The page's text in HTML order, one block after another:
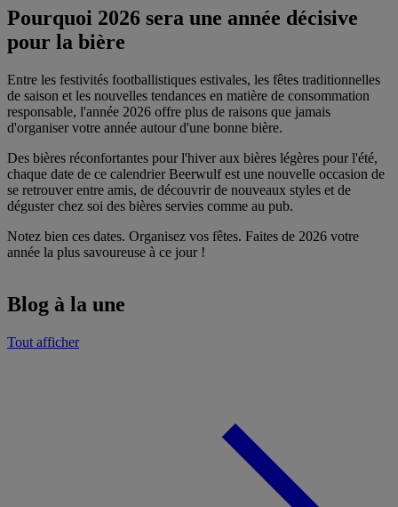
Pourquoi 2026 sera une année décisive
pour la bière
Entre les festivités footballistiques estivales, les fêtes traditionnelles
de saison et les nouvelles tendances en matière de consommation
responsable, l'année 2026 offre plus de raisons que jamais
d'organiser votre année autour d'une bonne bière.
Des bières réconfortantes pour l'hiver aux bières légères pour l'été,
chaque date de ce calendrier Beerwulf est une nouvelle occasion de
se retrouver entre amis, de découvrir de nouveaux styles et de
déguster chez soi des bières servies comme au pub.
Notez bien ces dates. Organisez vos fêtes. Faites de 2026 votre
année la plus savoureuse à ce jour !
Blog à la une
Tout afficher